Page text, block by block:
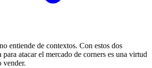
entiende de contextos. Con estos dos
atacar el mercado de corners es una virtud
vender.